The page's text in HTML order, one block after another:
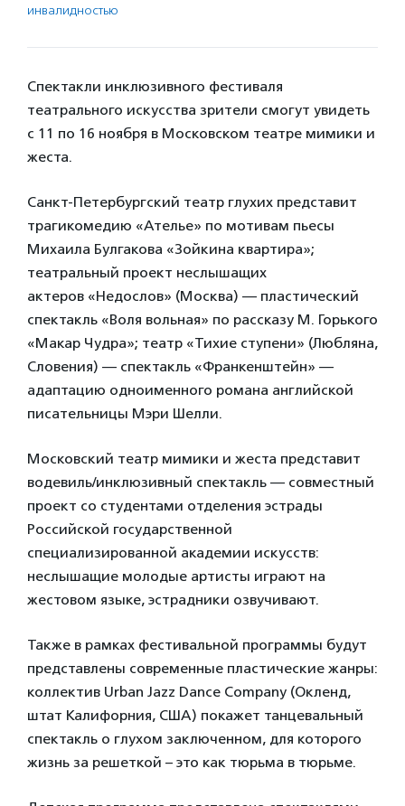
инвалидностью
Спектакли инклюзивного фестиваля
театрального искусства зрители смогут увидеть
с 11 по 16 ноября в Московском театре мимики и
жеста.
Санкт-Петербургский театр глухих представит
трагикомедию «Ателье» по мотивам пьесы
Михаила Булгакова «Зойкина квартира»;
театральный проект неслышащих
актеров «Недослов» (Москва) — пластический
спектакль «Воля вольная» по рассказу М. Горького
«Макар Чудра»; театр «Тихие ступени» (Любляна,
Словения) — спектакль «Франкенштейн» —
адаптацию одноименного романа английской
писательницы Мэри Шелли.
Московский театр мимики и жеста представит
водевиль/инклюзивный спектакль — совместный
проект со студентами отделения эстрады
Российской государственной
специализированной академии искусств:
неслышащие молодые артисты играют на
жестовом языке, эстрадники озвучивают.
Также в рамках фестивальной программы будут
представлены современные пластические жанры:
коллектив Urban Jazz Dance Company (Окленд,
штат Калифорния, США) покажет танцевальный
спектакль о глухом заключенном, для которого
жизнь за решеткой – это как тюрьма в тюрьме.